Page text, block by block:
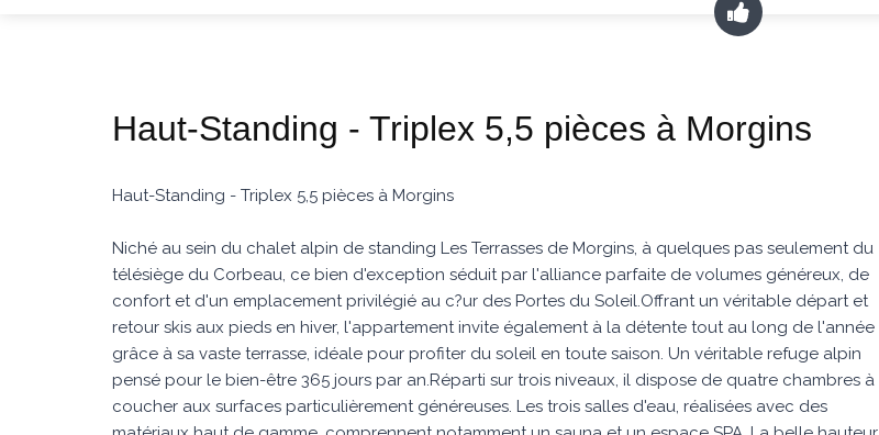
Haut-Standing - Triplex 5,5 pièces à Morgins
Haut-Standing - Triplex 5,5 pièces à Morgins
Niché au sein du chalet alpin de standing Les Terrasses de Morgins, à quelques pas seulement du
télésiège du Corbeau, ce bien d'exception séduit par l'alliance parfaite de volumes généreux, de
confort et d'un emplacement privilégié au c?ur des Portes du Soleil.Offrant un véritable départ et
retour skis aux pieds en hiver, l'appartement invite également à la détente tout au long de l'année
grâce à sa vaste terrasse, idéale pour profiter du soleil en toute saison. Un véritable refuge alpin
pensé pour le bien-être 365 jours par an.Réparti sur trois niveaux, il dispose de quatre chambres à
coucher aux surfaces particulièrement généreuses. Les trois salles d'eau, réalisées avec des